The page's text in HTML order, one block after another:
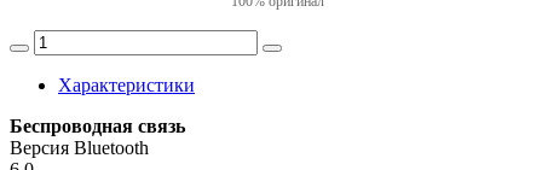
Характеристики
Беспроводная связь
Версия Bluetooth